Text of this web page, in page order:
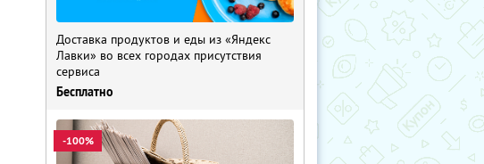
Доставка продуктов и еды из «Яндекс
Лавки» во всех городах присутствия
сервиса
Бесплатно
-100%